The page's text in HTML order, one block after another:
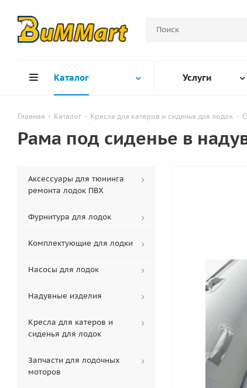
Каталог Услуги
Главная - Каталог - Кресла для катеров и сиденья для лодок -
Рама под сиденье в
Аксессуары для тюнинга
ремонта лодок ПВХ
Фурнитура для лодок
Комплектующие для лодки
Насосы для лодок
Надувные изделия
Кресла для катеров и
сиденья для лодок
Запчасти для лодочных
моторов